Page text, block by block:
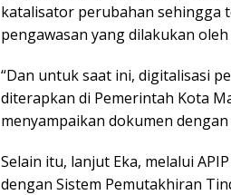
katalisator perubahan
pengawasan yang dilakukan
“Dan untuk saat ini, digitalisasi
diterapkan di Pemerintah Kota
menyampaikan dokumen
Selain itu, lanjut Eka, melalui
dengan Sistem Pemutakhiran